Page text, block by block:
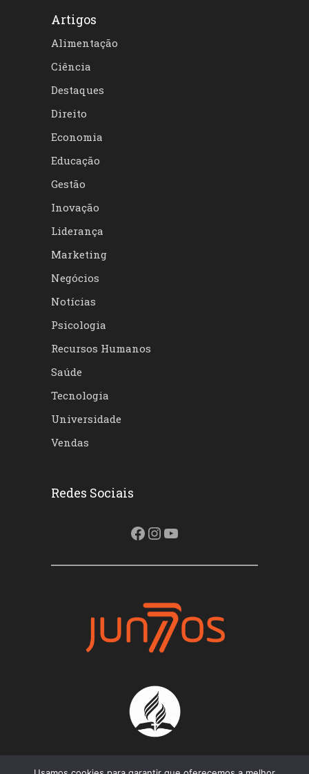
Artigos
Alimentação
Ciência
Destaques
Direito
Economia
Educação
Gestão
Inovação
Liderança
Marketing
Negócios
Notícias
Psicologia
Recursos Humanos
Saúde
Tecnologia
Universidade
Vendas
Redes Sociais
Facebook
Instagram
Youtube